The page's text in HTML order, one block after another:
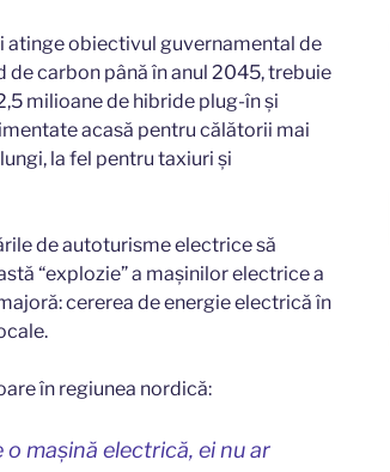
atinge obiectivul guvernamental de
carbon până în anul 2045, trebuie
milioane de hibride plug-în și
acasă pentru călătorii mai
la fel pentru taxiuri și
de autoturisme electrice să
“explozie” a mașinilor electrice a
cererea de energie electrică în
în regiunea nordică:
mașină electrică, ei nu ar